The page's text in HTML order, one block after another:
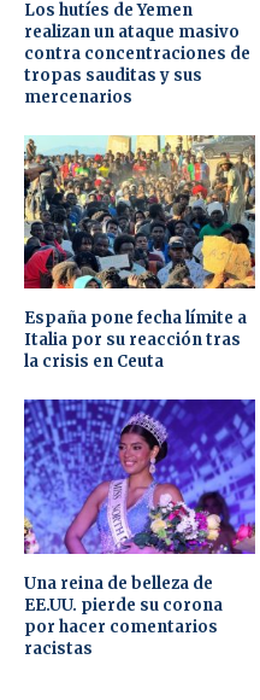
Los hutíes de Yemen
realizan un ataque masivo
contra concentraciones de
tropas sauditas y sus
mercenarios
España pone fecha límite a
Italia por su reacción tras
la crisis en Ceuta
Una reina de belleza de
EE.UU. pierde su corona
por hacer comentarios
racistas